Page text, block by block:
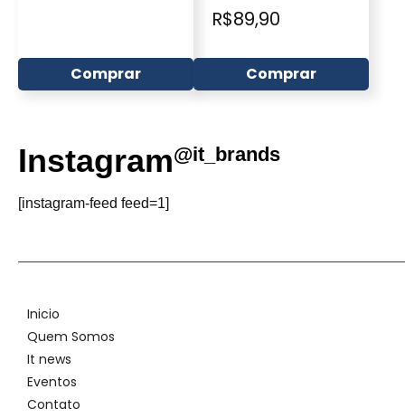
Comprar
R$89,90
Comprar
Instagram@it_brands
[instagram-feed feed=1]
Inicio
Quem Somos
It news
Eventos
Contato